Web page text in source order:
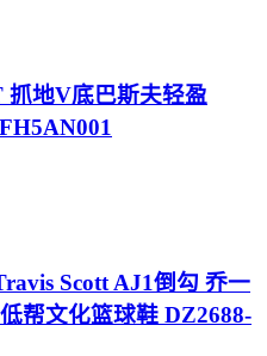
地V底巴斯夫轻盈
Scott AJ1倒勾 乔一
帮文化篮球鞋 DZ2688-